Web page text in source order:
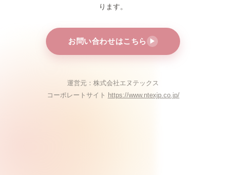
ります。
お問い合わせはこちら ▶
運営元：株式会社エヌテックス
コーポレートサイト https://www.ntexjp.co.jp/